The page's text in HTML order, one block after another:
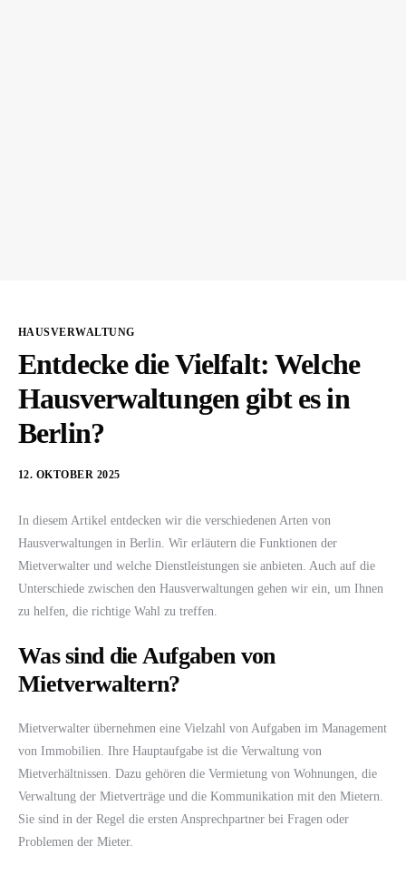
HAUSVERWALTUNG
Entdecke die Vielfalt: Welche
Hausverwaltungen gibt es in
Berlin?
12. OKTOBER 2025
In diesem Artikel entdecken wir die verschiedenen Arten von
Hausverwaltungen in Berlin. Wir erläutern die Funktionen der
Mietverwalter und welche Dienstleistungen sie anbieten. Auch auf die
Unterschiede zwischen den Hausverwaltungen gehen wir ein, um Ihnen
zu helfen, die richtige Wahl zu treffen.
Was sind die Aufgaben von
Mietverwaltern?
Mietverwalter übernehmen eine Vielzahl von Aufgaben im Management
von Immobilien. Ihre Hauptaufgabe ist die Verwaltung von
Mietverhältnissen. Dazu gehören die Vermietung von Wohnungen, die
Verwaltung der Mietverträge und die Kommunikation mit den Mietern.
Sie sind in der Regel die ersten Ansprechpartner bei Fragen oder
Problemen der Mieter.